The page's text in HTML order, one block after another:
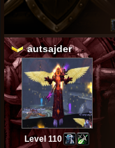
autsajder
Level 110